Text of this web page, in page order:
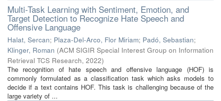
Multi-Task Learning with Sentiment, Emotion, and
Target Detection to Recognize Hate Speech and
Offensive Language
Halat, Sercan; Plaza-Del-Arco, Flor Miriam; Padó, Sebastian;
Klinger, Roman (ACM SIGIR Special Interest Group on Information
Retrieval TCS Research, 2022)
The recognition of hate speech and offensive language (HOF) is
commonly formulated as a classification task which asks models to
decide if a text contains HOF. This task is challenging because of the
large variety of ...